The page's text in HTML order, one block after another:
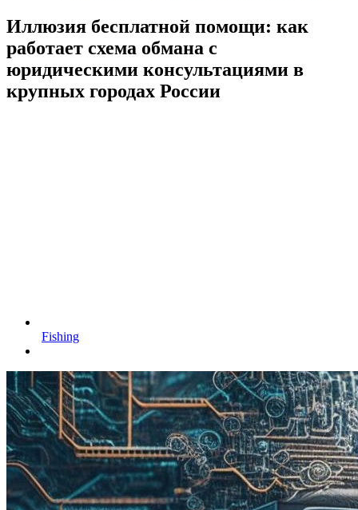
Иллюзия бесплатной помощи: как
работает схема обмана с
юридическими консультациями в
крупных городах России
Fishing